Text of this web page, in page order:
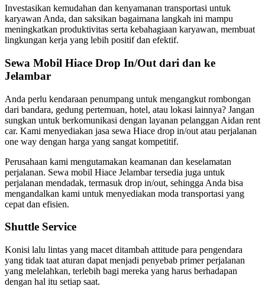
Investasikan kemudahan dan kenyamanan transportasi untuk
karyawan Anda, dan saksikan bagaimana langkah ini mampu
meningkatkan produktivitas serta kebahagiaan karyawan, membuat
lingkungan kerja yang lebih positif dan efektif.
Sewa Mobil Hiace Drop In/Out dari dan ke
Jelambar
Anda perlu kendaraan penumpang untuk mengangkut rombongan
dari bandara, gedung pertemuan, hotel, atau lokasi lainnya? Jangan
sungkan untuk berkomunikasi dengan layanan pelanggan Aidan rent
car. Kami menyediakan jasa sewa Hiace drop in/out atau perjalanan
one way dengan harga yang sangat kompetitif.
Perusahaan kami mengutamakan keamanan dan keselamatan
perjalanan. Sewa mobil Hiace Jelambar tersedia juga untuk
perjalanan mendadak, termasuk drop in/out, sehingga Anda bisa
mengandalkan kami untuk menyediakan moda transportasi yang
cepat dan efisien.
Shuttle Service
Konisi lalu lintas yang macet ditambah attitude para pengendara
yang tidak taat aturan dapat menjadi penyebab primer perjalanan
yang melelahkan, terlebih bagi mereka yang harus berhadapan
dengan hal itu setiap saat.